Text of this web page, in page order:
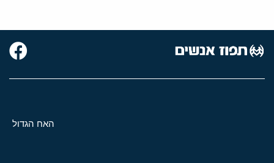
האח הגדול